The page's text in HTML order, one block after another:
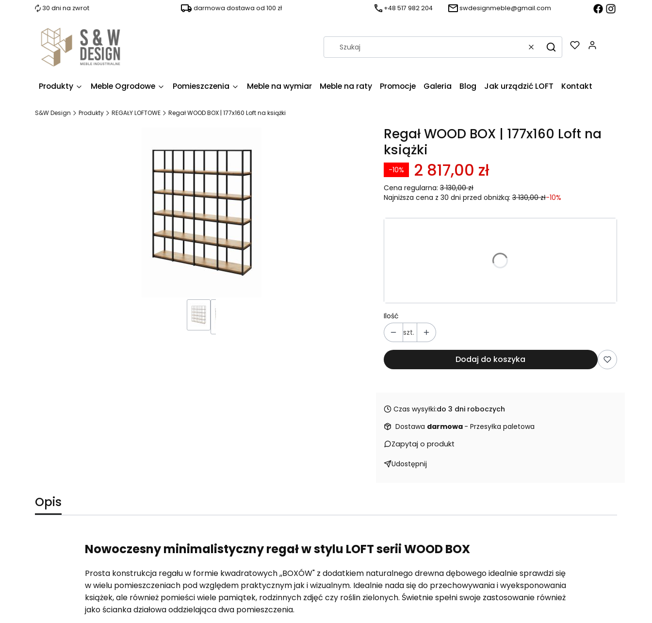
30 dni na zwrot darmowa dostawa od 100 zł +48 517 982 204 swdesignmeble@gmail.com
WyczyśćSzukaj
Produkty Meble Ogrodowe Pomieszczenia Meble na wymiar Meble na raty Promocje Galeria Blog Jak urządzić LOFT Kontakt
S&W Design Produkty REGAŁY LOFTOWE Regał WOOD BOX | 177x160 Loft na książki
Regał WOOD BOX | 177x160 Loft na
książki
2 817,00 zł
Cena regularna: 3 130,00 zł
-10%
Najniższa cena z 30 dni przed obniżką: 3 130,00 zł-10%
Deska zamykająca górę reału(+260,00 zł)
Ilość
szt.
Dodaj do koszyka
Czas wysyłki:do 3 dni roboczych
Dostawa darmowa - Przesyłka paletowa
Zapytaj o produkt
Udostępnij
Opis
Nowoczesny minimalistyczny regał w stylu LOFT serii WOOD BOX
Prosta konstrukcja regału w formie kwadratowych ,,BOXÓW" z dodatkiem naturalnego drewna dębowego idealnie sprawdzi się
w wielu pomieszczeniach pod względem praktycznym jak i wizualnym. Idealnie nada się do przechowywania i wyeksponowania
książek, ale również pomieści wiele pamiątek, rodzinnych zdjęć czy roślin zielonych. Świetnie spełni swoje zastosowanie również
jako ścianka działowa oddzielająca dwa pomieszczenia.